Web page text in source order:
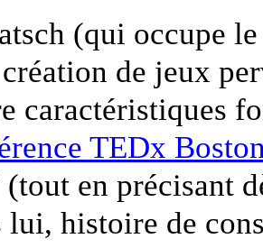
(qui occupe
de jeux
caractéristiques
TEDx
(tout en précisant
lui, histoire de